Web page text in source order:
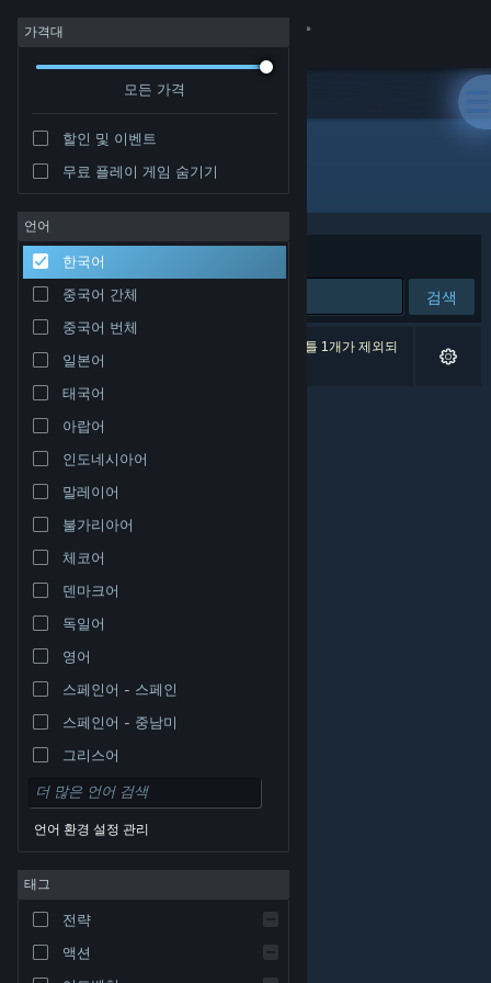
로그인
커뮤니티
정보
지원
언어 변경
Steam 모바일 앱 다운로드
PC 웹사이트 보기
© Valve Corporation. 모든 권리 보유. 모든 상표는 미국
및 기타 국가에서 각각 해당 소유자의 재산입니다.
환불| 쿠키
가격대
모든 가격
할인 및 이벤트
무료 플레이 게임 숨기기
언어
한국어
중국어 간체
중국어 번체
일본어
태국어
아랍어
인도네시아어
말레이어
불가리아어
체코어
덴마크어
독일어
영어
스페인어 - 스페인
스페인어 - 중남미
그리스어
언어 환경 설정 관리
태그
전략
액션
개발자: Multitool Studios
정렬 기준 연관성
검색
검색 결과가 0개 있습니다. 환경 설정에 따라 타이틀 1개가 제외되
었습니다.